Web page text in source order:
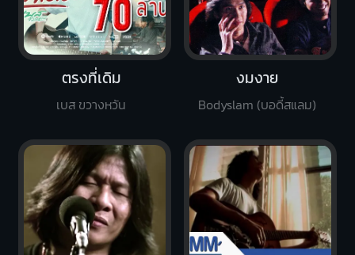
ตรงที่เดิม
เบส ขวางหวัน
งมงาย
Bodyslam (บอดี้สแลม)